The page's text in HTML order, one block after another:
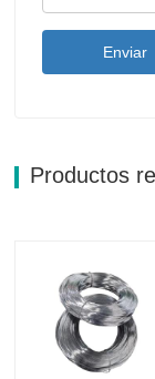
Enviar
Productos